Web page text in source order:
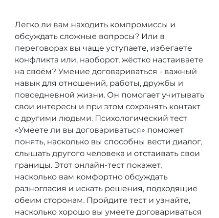
Легко ли вам находить компромиссы и
обсуждать сложные вопросы? Или в
переговорах вы чаще уступаете, избегаете
конфликта или, наоборот, жёстко настаиваете
на своём? Умение договариваться - важный
навык для отношений, работы, дружбы и
повседневной жизни. Он помогает учитывать
свои интересы и при этом сохранять контакт
с другими людьми. Психологический тест
«Умеете ли вы договариваться» поможет
понять, насколько вы способны вести диалог,
слышать другого человека и отстаивать свои
границы. Этот онлайн-тест покажет,
насколько вам комфортно обсуждать
разногласия и искать решения, подходящие
обеим сторонам. Пройдите тест и узнайте,
насколько хорошо вы умеете договариваться